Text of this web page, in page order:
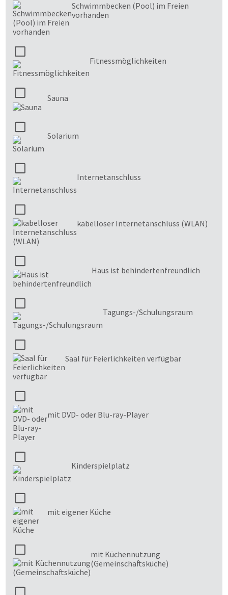
Schwimmbecken (Pool) im Freien
vorhanden
Fitnessmöglichkeiten
Sauna
Solarium
Internetanschluss
kabelloser Internetanschluss (WLAN)
Haus ist behindertenfreundlich
Tagungs-/Schulungsraum
Saal für Feierlichkeiten verfügbar
mit DVD- oder Blu-ray-Player
Kinderspielplatz
mit eigener Küche
mit Küchennutzung
(Gemeinschaftsküche)